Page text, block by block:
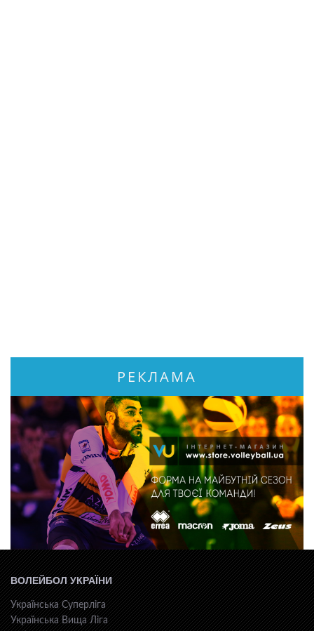
РЕКЛАМА
ВОЛЕЙБОЛ УКРАЇНИ
Українська Суперліга
Українська Вища Ліга